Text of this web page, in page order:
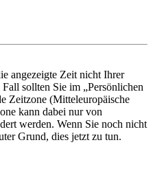
angezeigte Zeit nicht Ihrer
sollten Sie im „Persönlichen
Zeitzone (Mitteleuropäische
kann dabei nur von
werden. Wenn Sie noch nicht
Grund, dies jetzt zu tun.